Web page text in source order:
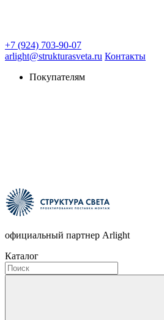
+7 (924) 703-90-07
arlight@strukturasveta.ru Контакты
Покупателям
официальный партнер Arlight
Каталог